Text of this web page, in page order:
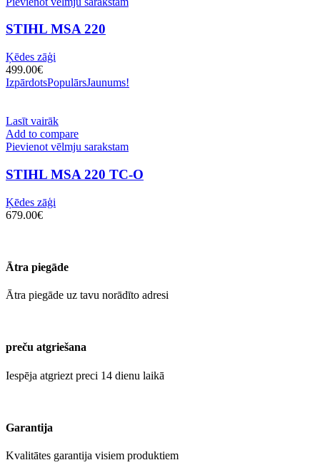
STIHL MSA 220
Ķēdes zāģi
499.00€
IzpārdotsPopulārsJaunums!
Lasīt vairāk
Add to compare
Pievienot vēlmju sarakstam
STIHL MSA 220 TC‑O
Ķēdes zāģi
679.00€
Ātra piegāde
Ātra piegāde uz tavu norādīto adresi
preču atgriešana
Iespēja atgriezt preci 14 dienu laikā
Garantija
Kvalitātes garantija visiem produktiem